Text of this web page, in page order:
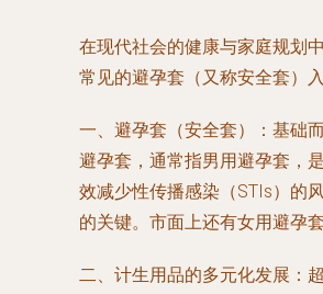
在现代社会的健康与家庭规划
常见的避孕套（又称安全套）
一、避孕套（安全套）：基础
避孕套，通常指男用避孕套，
效减少性传播感染（STIs）的
的关键。市面上还有女用避孕
二、计生用品的多元化发展：